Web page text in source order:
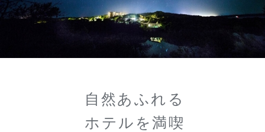
自然あふれる
ホテルを満喫